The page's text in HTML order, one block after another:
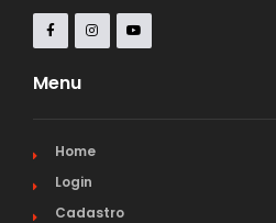
Menu
Home
Login
Cadastro